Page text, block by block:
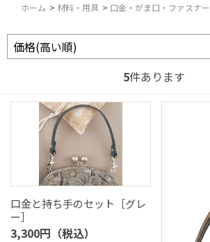
ホーム > 材料・用具 > 口金・がま口・ファスナー
5件あります
口金と持ち手のセット［グレ
ー］
3,300円（税込）